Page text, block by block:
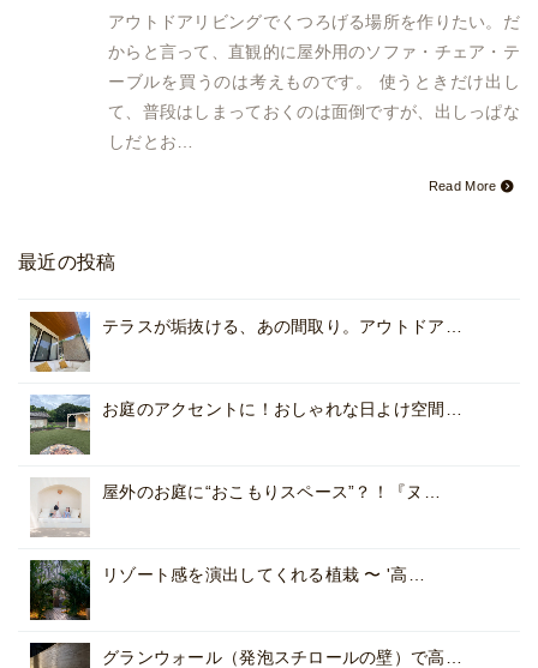
アウトドアリビングでくつろげる場所を作りたい。だ
からと言って、直観的に屋外用のソファ・チェア・テ
ーブルを買うのは考えものです。 使うときだけ出し
て、普段はしまっておくのは面倒ですが、出しっぱな
しだとお…
Read More
最近の投稿
テラスが垢抜ける、あの間取り。アウトドア…
お庭のアクセントに！おしゃれな日よけ空間…
屋外のお庭に“おこもりスペース”？！『ヌ…
リゾート感を演出してくれる植栽 〜 '高…
グランウォール（発泡スチロールの壁）で高…